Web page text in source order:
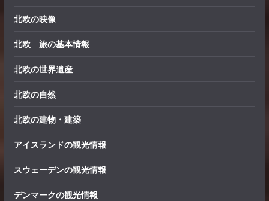
北欧の映像
北欧 旅の基本情報
北欧の世界遺産
北欧の自然
北欧の建物・建築
アイスランドの観光情報
スウェーデンの観光情報
デンマークの観光情報